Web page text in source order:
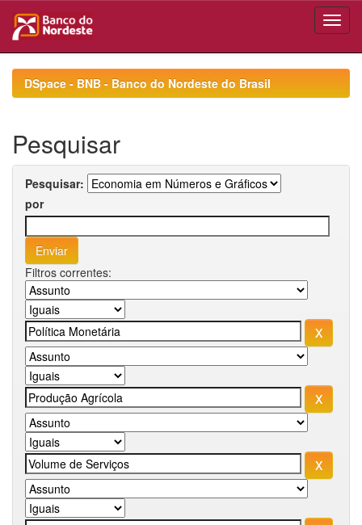
navigationDSpace - BNB - Banco do Nordeste do Brasil
Pesquisar
Pesquisar:
por
Filtros correntes: